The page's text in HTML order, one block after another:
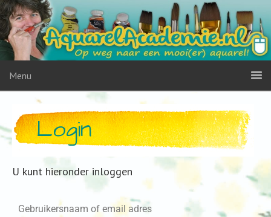
Menu
Login
U kunt hieronder inloggen
Gebruikersnaam of email adres